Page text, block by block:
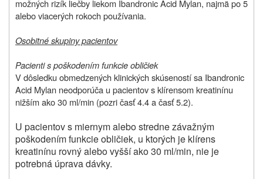
možných rizík liečby liekom Ibandronic Acid Mylan, najmä po 5
alebo viacerých rokoch používania.
Osobitné skupiny pacientov
Pacienti s poškodením funkcie obličiek
V dôsledku obmedzených klinických skúseností sa Ibandronic
Acid Mylan neodporúča u pacientov s klírensom kreatinínu
nižším ako 30 ml/min (pozri časť 4.4 a časť 5.2).
U pacientov s miernym alebo stredne závažným
poškodením funkcie obličiek, u ktorých je klírens
kreatinínu rovný alebo vyšší ako 30 ml/min, nie je
potrebná úprava dávky.